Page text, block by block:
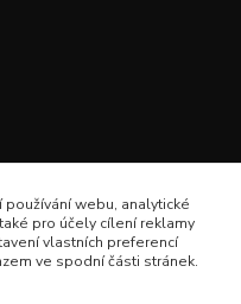
webu, analytické
pro účely cílení reklamy
vlastních preferencí
ve spodní části stránek.